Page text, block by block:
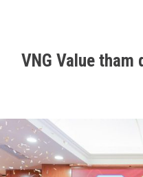
VNG Value tham